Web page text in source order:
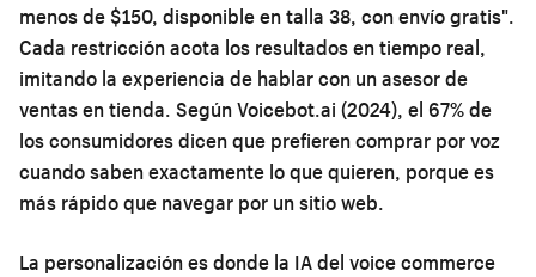
menos de $150, disponible en talla 38, con envío gratis".
Cada restricción acota los resultados en tiempo real,
imitando la experiencia de hablar con un asesor de
ventas en tienda. Según Voicebot.ai (2024), el 67% de
los consumidores dicen que prefieren comprar por voz
cuando saben exactamente lo que quieren, porque es
más rápido que navegar por un sitio web.
La personalización es donde la IA del voice commerce